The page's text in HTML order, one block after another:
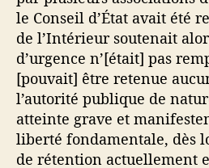
le Conseil d’État avait été
de l’Intérieur soutenait
d’urgence n’[était] pas
[pouvait] être retenue
l’autorité publique de
atteinte grave et
liberté fondamentale, dès
de rétention actuellement